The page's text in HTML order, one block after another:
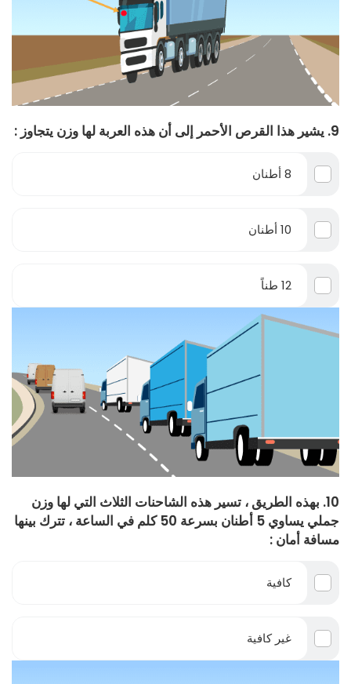
9. يشير هذا القرص الأحمر إلى أن هذه العربة لها وزن يتجاوز :
8 أطنان
10 أطنان
12 طناً
10. بهذه الطريق ، تسير هذه الشاحنات الثلاث التي لها وزن
جملي يساوي 5 أطنان بسرعة 50 كلم في الساعة ، تترك بينها
مسافة أمان :
كافية
غير كافية